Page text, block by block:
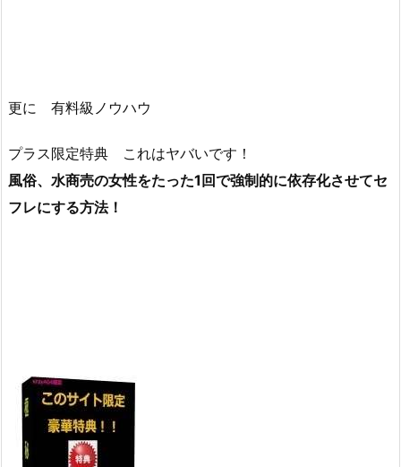
更に 有料級ノウハウ
プラス限定特典 これはヤバいです！
風俗、水商売の女性をたった1回で強制的に依存化させてセ
フレにする方法！